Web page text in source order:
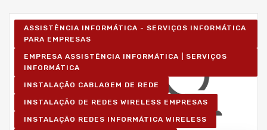
ASSISTÊNCIA INFORMÁTICA - SERVIÇOS INFORMÁTICA
PARA EMPRESAS
EMPRESA ASSISTÊNCIA INFORMÁTICA | SERVIÇOS
INFORMÁTICA
INSTALAÇÃO CABLAGEM DE REDE
INSTALAÇÃO DE REDES WIRELESS EMPRESAS
INSTALAÇÃO REDES INFORMÁTICA WIRELESS